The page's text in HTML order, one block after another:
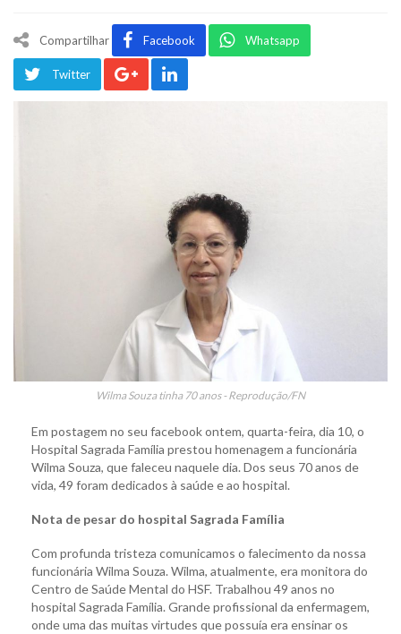
Compartilhar Facebook Whatsapp
Twitter
Wilma Souza tinha 70 anos - Reprodução/FN
Em postagem no seu facebook ontem, quarta-feira, dia 10, o
Hospital Sagrada Família prestou homenagem a funcionária
Wilma Souza, que faleceu naquele dia. Dos seus 70 anos de
vida, 49 foram dedicados à saúde e ao hospital.
Nota de pesar do hospital Sagrada Família
Com profunda tristeza comunicamos o falecimento da nossa
funcionária Wilma Souza. Wilma, atualmente, era monitora do
Centro de Saúde Mental do HSF. Trabalhou 49 anos no
hospital Sagrada Família. Grande profissional da enfermagem,
onde uma das muitas virtudes que possuía era ensinar os